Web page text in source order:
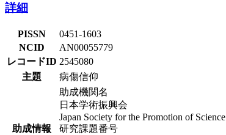
詳細
PISSN
0451-1603
NCID
AN00055779
レコードID 2545080
主題
病傷信仰
助成情報
助成機関名
日本学術振興会
Japan Society for the Promotion of Science
研究課題番号